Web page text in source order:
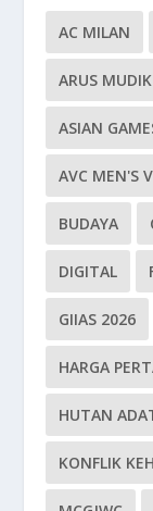
AC MILAN
ARUS
ASIAN
AVC MEN'S
BUDAYA
DIGITAL
GIIAS 2026
HARGA
HUTAN
KONFLIK